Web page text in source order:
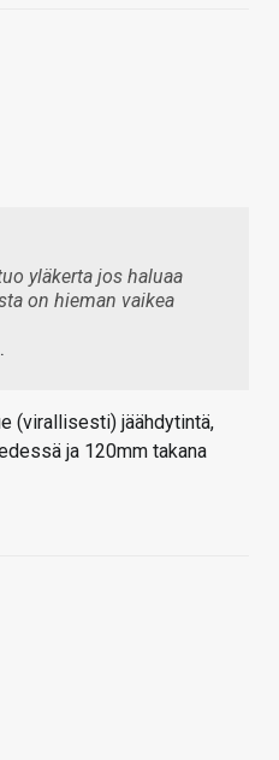
yläkerta jos haluaa
on hieman vaikea
(virallisesti) jäähdytintä,
ja 120mm takana